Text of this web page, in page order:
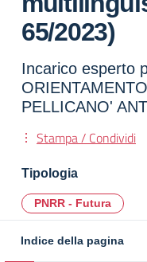
65/2023)
Incarico esperto
PELLICANO'
Stampa / Condividi
Tipologia
PNRR - Futura
Indice della pagina